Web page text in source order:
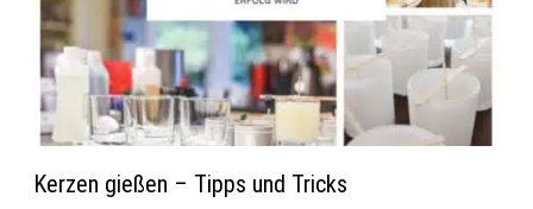
Kerzen gießen – Tipps und Tricks